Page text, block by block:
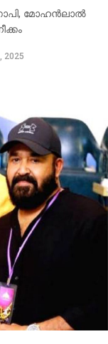
മോഹന്‍ലാല്‍
2025